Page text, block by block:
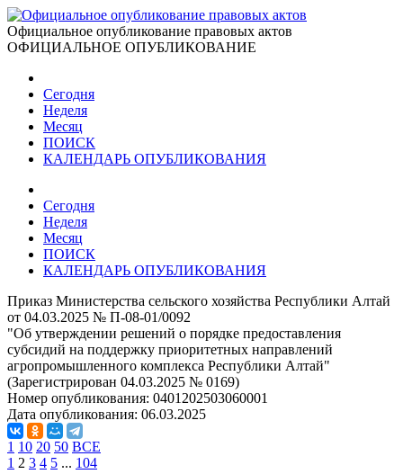
Официальное опубликование правовых актов
ОФИЦИАЛЬНОЕ ОПУБЛИКОВАНИЕ
Сегодня
Неделя
Месяц
ПОИСК
КАЛЕНДАРЬ ОПУБЛИКОВАНИЯ
Сегодня
Неделя
Месяц
ПОИСК
КАЛЕНДАРЬ ОПУБЛИКОВАНИЯ
Приказ Министерства сельского хозяйства Республики Алтай
от 04.03.2025 № П-08-01/0092
"Об утверждении решений о порядке предоставления
субсидий на поддержку приоритетных направлений
агропромышленного комплекса Республики Алтай"
(Зарегистрирован 04.03.2025 № 0169)
Номер опубликования: 0401202503060001
Дата опубликования: 06.03.2025
1 10 20 50 ВСЕ
1 2 3 4 5 ... 104